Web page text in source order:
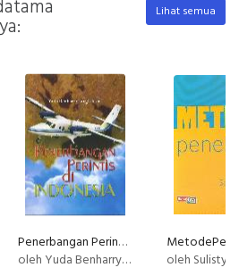
Lihat semua
Penerbangan Perintis di Indonesia
oleh Yuda Benharry Tangkilisan
oleh Sulistyo